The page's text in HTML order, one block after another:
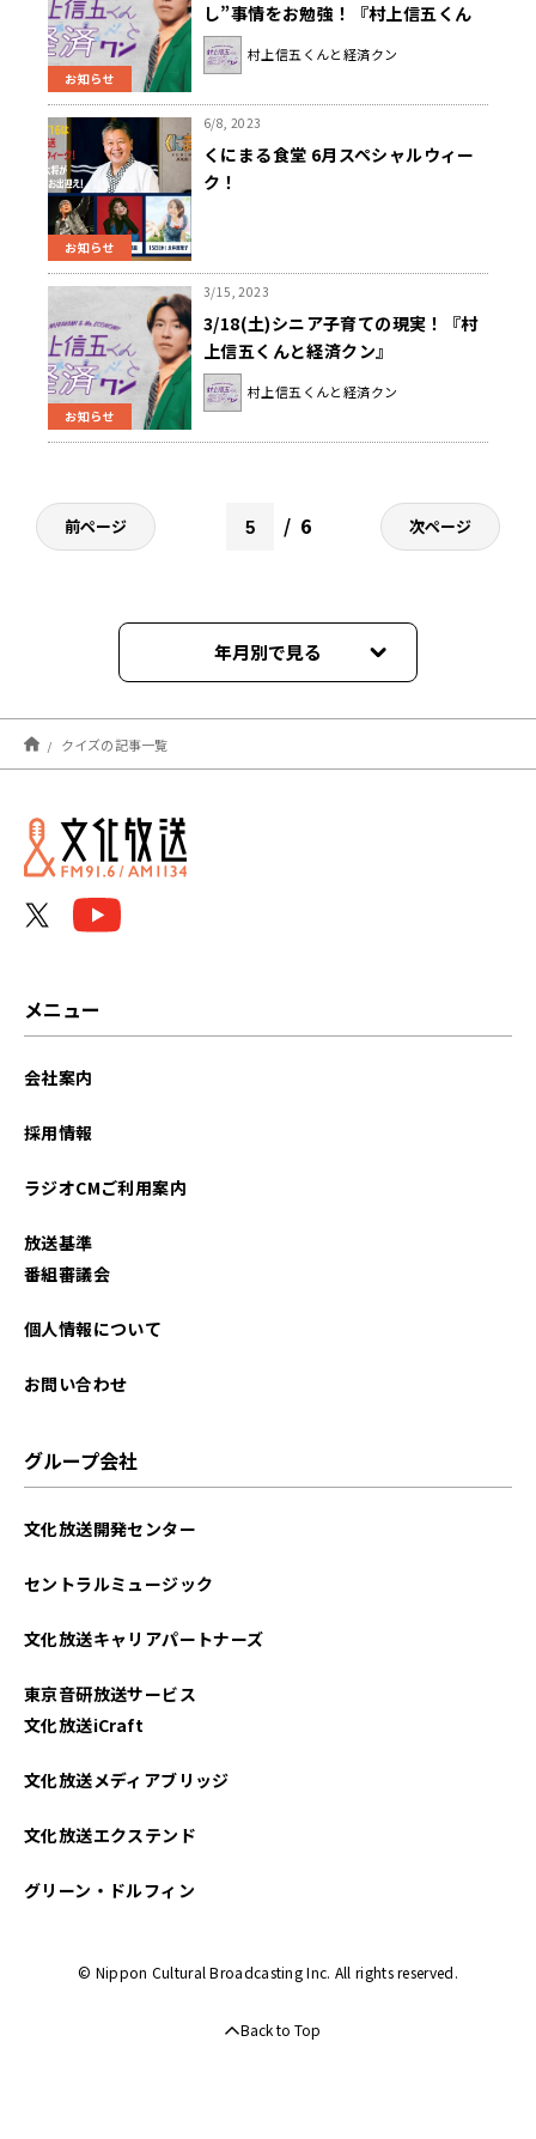
お知らせ
し”事情をお勉強！『村上信五くん
と経済クン』
村上信五くんと経済クン
お知らせ
6/8, 2023
くにまる食堂 6月スペシャルウィー
ク！
お知らせ
3/15, 2023
3/18(土)シニア子育ての現実！『村
上信五くんと経済クン』
村上信五くんと経済クン
前ページ 6 次ページ
年月別で見る
2026年04月
2026年03月
2026年02月
2025年02月
2024年11月
2024年06月
2024年05月
2024年04月
クイズの記事一覧
メニュー
会社案内
採用情報
ラジオCMご利用案内
放送基準
番組審議会
個人情報について
お問い合わせ
グループ会社
文化放送開発センター
セントラルミュージック
文化放送キャリアパートナーズ
東京音研放送サービス
文化放送iCraft
文化放送メディアブリッジ
文化放送エクステンド
グリーン・ドルフィン
© Nippon Cultural Broadcasting Inc. All rights reserved.
Back to Top